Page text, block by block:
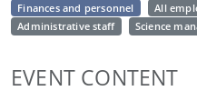
Finances and personnel
All
Administrative staff
Science
EVENT CONTENT